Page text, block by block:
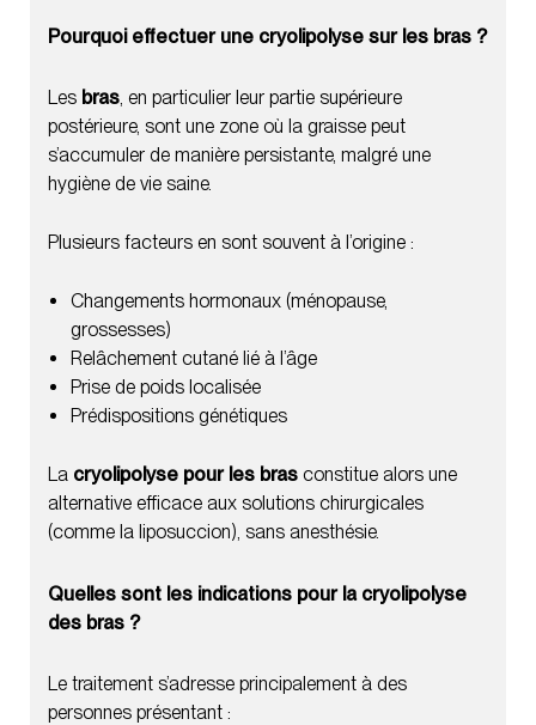
Pourquoi effectuer une cryolipolyse sur les bras ?
Les bras , en particulier leur partie supérieure
postérieure, sont une zone où la graisse peut
s’accumuler de manière persistante, malgré une
hygiène de vie saine.
Plusieurs facteurs en sont souvent à l’origine :
Changements hormonaux (ménopause,
grossesses)
Relâchement cutané lié à l’âge
Prise de poids localisée
Prédispositions génétiques
La cryolipolyse pour les bras constitue alors une
alternative efficace aux solutions chirurgicales
(comme la liposuccion), sans anesthésie.
Quelles sont les indications pour la cryolipolyse
des bras ?
Le traitement s’adresse principalement à des
personnes présentant :